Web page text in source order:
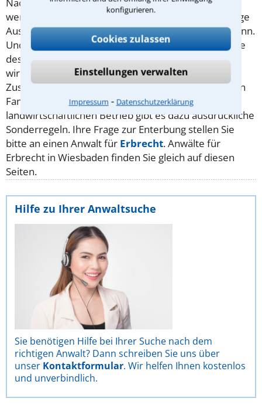
konfigurieren.
Cookies zulassen
Einstellungen verwalten
Impressum ⁃ Datenschutzerklärung
Nachkommen möglichst wenig erben. "Möglichst
wenig" deshalb, da derPflichtteil
bis auf ganz wenige
Ausnahmen (z.B. Straftat) nicht entzogen werden kann.
Und der Pflichtteil setzt sich immerhin aus der Hälfte
des gesetzlichen Erbes zusammen. Eine Enterbung
wird aber häufig auch bewusst und mit der
Zustimmung der Erbenden durchgeführt, um z.B. ein
Familienunternehmen zu erhalten. Für einen
landwirtschaftlichen Betrieb gibt es dazu ausdrückliche
Sonderregeln. Ihre Frage zur Enterbung stellen Sie
bitte an einen Anwalt für Erbrecht. Anwälte für
Erbrecht in Wiesbaden finden Sie gleich auf diesen
Seiten.
Hilfe zu Ihrer Anwaltsuche
Sie benötigen Hilfe bei Ihrer Suche nach dem
richtigen Anwalt? Dann schreiben Sie uns über
unser Kontaktformular. Wir helfen Ihnen kostenlos
und unverbindlich.